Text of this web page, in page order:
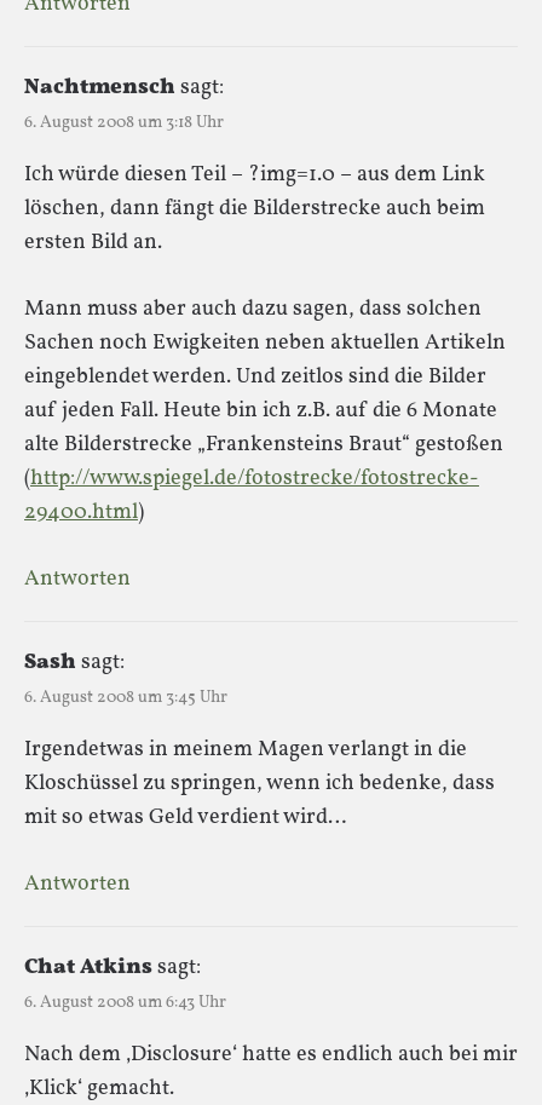
Nachtmensch sagt:
6. August 2008 um 3:18 Uhr
Ich würde diesen Teil – ?img=1.0 – aus dem Link
löschen, dann fängt die Bilderstrecke auch beim
ersten Bild an.
Mann muss aber auch dazu sagen, dass solchen
Sachen noch Ewigkeiten neben aktuellen Artikeln
eingeblendet werden. Und zeitlos sind die Bilder
auf jeden Fall. Heute bin ich z.B. auf die 6 Monate
alte Bilderstrecke „Frankensteins Braut“ gestoßen
(http://www.spiegel.de/fotostrecke/fotostrecke-
29400.html)
Antworten
Sash sagt:
6. August 2008 um 3:45 Uhr
Irgendetwas in meinem Magen verlangt in die
Kloschüssel zu springen, wenn ich bedenke, dass
mit so etwas Geld verdient wird…
Antworten
Chat Atkinssagt:
6. August 2008 um 6:43 Uhr
Nach dem ‚Disclosure‘ hatte es endlich auch bei mir
‚Klick‘ gemacht.